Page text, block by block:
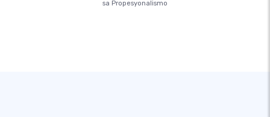
sa Propesyonalismo